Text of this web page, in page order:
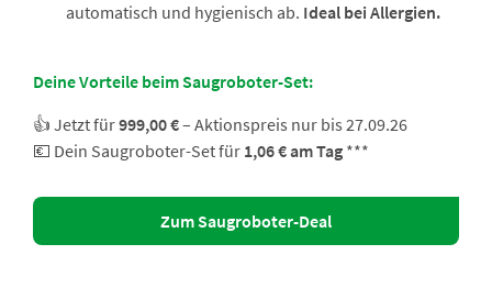
automatisch und hygienisch ab. Ideal bei Allergien.
Deine Vorteile beim Saugroboter-Set:
👍 Jetzt für999,00 €– Aktionspreis nur bis 27.09.26
💶 Dein Saugroboter-Set für 1,06 € am Tag ***
Zum Saugroboter-Deal